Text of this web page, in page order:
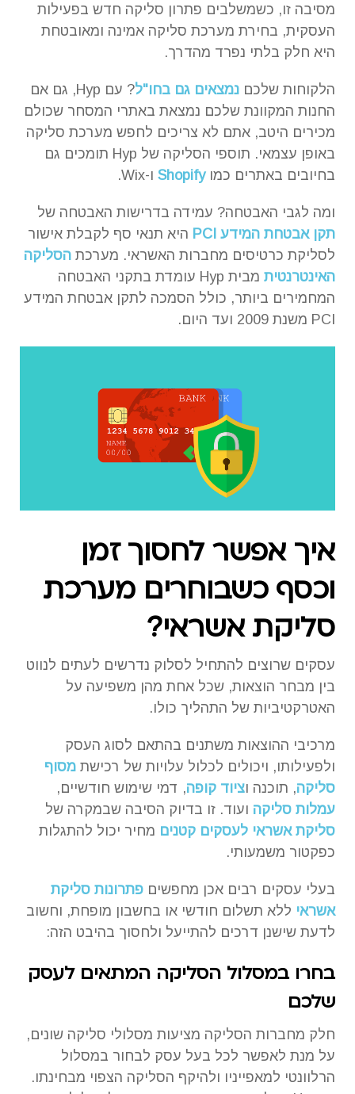
מסיבה זו, כשמשלבים פתרון סליקה חדש בפעילות
העסקית, בחירת מערכת סליקה אמינה ומאובטחת
היא חלק בלתי נפרד מהדרך.
הלקוחות שלכם נמצאים גם בחו"ל
? עם Hyp, גם אם
החנות המקוונת שלכם נמצאת באתרי המסחר שכולם
מכירים היטב, אתם לא צריכים לחפש מערכת סליקה
באופן עצמאי. תוספי הסליקה של Hyp תומכים גם
בחיובים באתרים כמוShopify ו-Wix.
ומה לגבי האבטחה? עמידה בדרישות האבטחה של
תקן אבטחת המידע PCI
היא תנאי סף לקבלת אישור
לסליקת כרטיסים מחברות האשראי. מערכת הסליקה
האינטרנטית
מבית Hyp עומדת בתקני האבטחה
המחמירים ביותר, כולל הסמכה לתקן אבטחת המידע
PCI משנת 2009 ועד היום.
איך אפשר לחסוך זמן
וכסף כשבוחרים מערכת
סליקת אשראי?
עסקים שרוצים להתחיל לסלוק נדרשים לעתים לנווט
בין מבחר הוצאות, שכל אחת מהן משפיעה על
האטרקטיביות של התהליך כולו.
מרכיבי ההוצאות משתנים בהתאם לסוג העסק
ולפעילותו, ויכולים לכלול עלויות של רכישת מסוף
סליקה, תוכנה וציוד קופה, דמי שימוש חודשיים,
עמלות סליקה ועוד. זו בדיוק הסיבה שבמקרה של
סליקת אשראי לעסקים קטנים מחיר יכול להתגלות
כפקטור משמעותי.
בעלי עסקים רבים אכן מחפשים פתרונות סליקת
אשראי ללא תשלום חודשי או בחשבון מופחת, וחשוב
לדעת שישנן דרכים להתייעל ולחסוך בהיבט הזה:
בחרו במסלול הסליקה המתאים לעסק
שלכם
חלק מחברות הסליקה מציעות מסלולי סליקה שונים,
על מנת לאפשר לכל בעל עסק לבחור במסלול
הרלוונטי למאפייניו ולהיקף הסליקה הצפוי מבחינתו.